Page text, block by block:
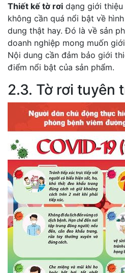
Thiết kế tờ rơi dạng giới thiệu
không cần quá nổi bật về
dung thật hay. Đó là về sản
doanh nghiệp mong muốn
Nội dung cần đảm bảo giới
điểm nổi bật của sản phẩm.
2.3. Tờ rơi tuyên